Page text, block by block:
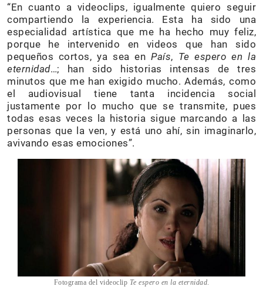
“En cuanto a videoclips, igualmente quiero seguir
compartiendo la experiencia. Esta ha sido una
especialidad artística que me ha hecho muy feliz,
porque he intervenido en videos que han sido
pequeños cortos, ya sea enPaís, Te espero en la
eternidad…; han sido historias intensas de tres
minutos que me han exigido mucho. Además, como
el audiovisual tiene tanta incidencia social
justamente por lo mucho que se transmite, pues
todas esas veces la historia sigue marcando a las
personas que la ven, y está uno ahí, sin imaginarlo,
avivando esas emociones”.
Fotograma del videoclip Te espero en la eternidad